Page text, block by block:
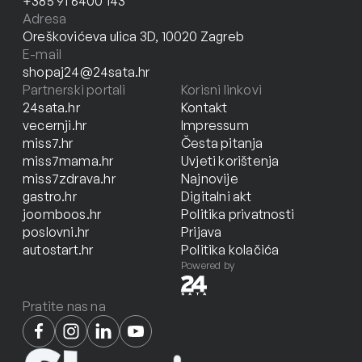
Adresa
Oreškovićeva ulica 3D, 10020 Zagreb
E-mail
shopaj24@24sata.hr
Partnerski portali
24sata.hr
vecernji.hr
miss7.hr
miss7mama.hr
miss7zdrava.hr
gastro.hr
joomboos.hr
poslovni.hr
autostart.hr
Korisni linkovi
Kontakt
Impressum
Česta pitanja
Uvjeti korištenja
Najnovije
Digitalni akt
Politika privatnosti
Prijava
Politika kolačića
Powered by
Pratite nas na